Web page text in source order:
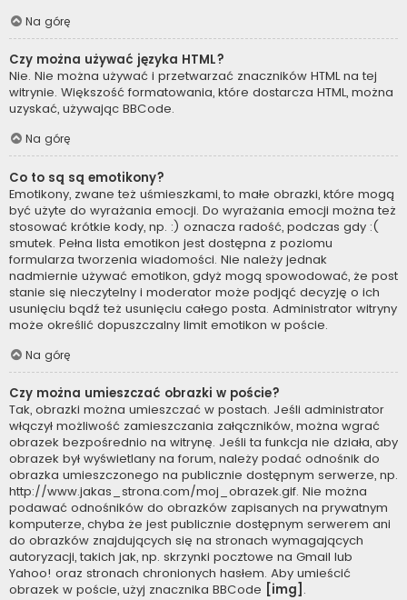
Na górę
Czy można używać języka HTML?
Nie. Nie można używać i przetwarzać znaczników HTML na tej
witrynie. Większość formatowania, które dostarcza HTML, można
uzyskać, używając BBCode.
Na górę
Co to są są emotikony?
Emotikony, zwane też uśmieszkami, to małe obrazki, które mogą
być użyte do wyrażania emocji. Do wyrażania emocji można też
stosować krótkie kody, np. :) oznacza radość, podczas gdy :(
smutek. Pełna lista emotikon jest dostępna z poziomu
formularza tworzenia wiadomości. Nie należy jednak
nadmiernie używać emotikon, gdyż mogą spowodować, że post
stanie się nieczytelny i moderator może podjąć decyzję o ich
usunięciu bądź też usunięciu całego posta. Administrator witryny
może określić dopuszczalny limit emotikon w poście.
Na górę
Czy można umieszczać obrazki w poście?
Tak, obrazki można umieszczać w postach. Jeśli administrator
włączył możliwość zamieszczania załączników, można wgrać
obrazek bezpośrednio na witrynę. Jeśli ta funkcja nie działa, aby
obrazek był wyświetlany na forum, należy podać odnośnik do
obrazka umieszczonego na publicznie dostępnym serwerze, np.
http://www.jakas_strona.com/moj_obrazek.gif. Nie można
podawać odnośników do obrazków zapisanych na prywatnym
komputerze, chyba że jest publicznie dostępnym serwerem ani
do obrazków znajdujących się na stronach wymagających
autoryzacji, takich jak, np. skrzynki pocztowe na Gmail lub
Yahoo! oraz stronach chronionych hasłem. Aby umieścić
obrazek w poście, użyj znacznika BBCode
[img] .